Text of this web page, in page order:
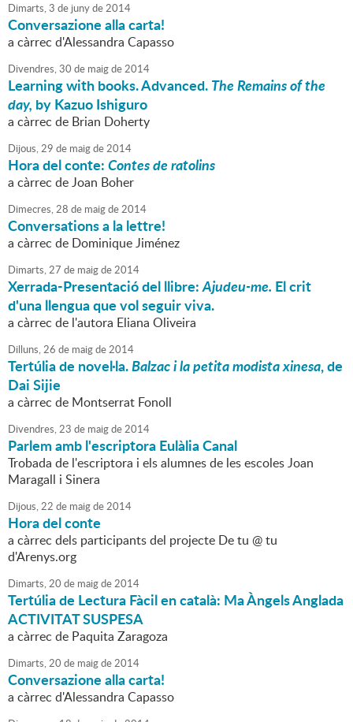
Dimarts,3 de junyde2014
Conversazione alla carta!
a càrrec d'Alessandra Capasso
Divendres,30 de maigde2014
Learning with books. Advanced.The Remains of the
day, by Kazuo Ishiguro
a càrrec de Brian Doherty
Dijous,29 de maigde2014
Hora del conte:Contes de ratolins
a càrrec de Joan Boher
Dimecres,28 de maigde2014
Conversations a la lettre!
a càrrec de Dominique Jiménez
Dimarts,27 de maigde2014
Xerrada-Presentació del llibre:Ajudeu-me. El crit
d'una llengua que vol seguir viva.
a càrrec de l'autora Eliana Oliveira
Dilluns,26 de maigde2014
Tertúlia de novel·la.Balzac i la petita modista xinesa, de
Dai Sijie
a càrrec de Montserrat Fonoll
Divendres,23 de maigde2014
Parlem amb l'escriptora Eulàlia Canal
Trobada de l'escriptora i els alumnes de les escoles Joan
Maragall i Sinera
Dijous,22 de maigde2014
Hora del conte
a càrrec dels participants del projecte De tu @ tu
d'Arenys.org
Dimarts,20 de maigde2014
Tertúlia de Lectura Fàcil en català: Ma Àngels Anglada
ACTIVITAT SUSPESA
a càrrec de Paquita Zaragoza
Dimarts,20 de maigde2014
Conversazione alla carta!
a càrrec d'Alessandra Capasso